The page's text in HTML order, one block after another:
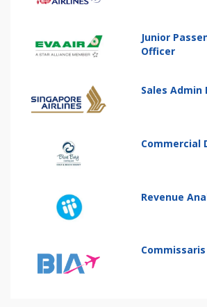
Junior
Officer
Sales Admin
Commercial
Revenue
Commissaris